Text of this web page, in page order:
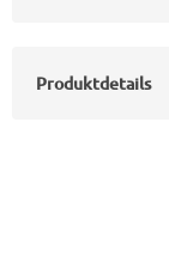
Produktdetails